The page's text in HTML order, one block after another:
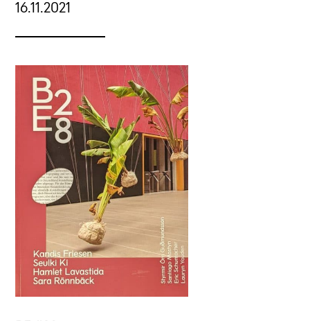
16.11.2021